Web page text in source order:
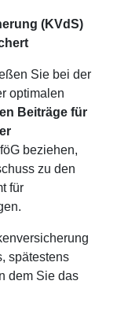
(KVdS)
Sie bei der
optimalen
Beiträge für
beziehen,
zu den
für
spätestens
dem Sie das